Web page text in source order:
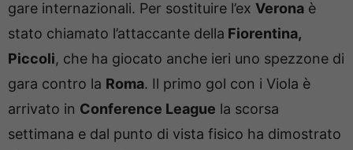
gare internazionali. Per sostituire l’ex Verona è
stato chiamato l’attaccante della Fiorentina,
Piccoli, che ha giocato anche ieri uno spezzone di
gara contro la Roma. Il primo gol con i Viola è
arrivato in Conference League la scorsa
settimana e dal punto di vista fisico ha dimostrato